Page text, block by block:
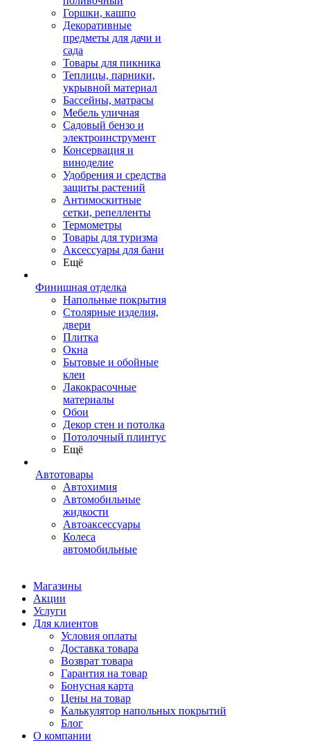
Горшки, кашпо
Декоративные
предметы для дачи и
сада
Товары для пикника
Теплицы, парники,
укрывной материал
Бассейны, матрасы
Мебель уличная
Садовый бензо и
электроинструмент
Консервация и
виноделие
Удобрения и средства
защиты растений
Антимоскитные
сетки, репелленты
Термометры
Товары для туризма
Аксессуары для бани
Ещё
Финишная отделка
Напольные покрытия
Столярные изделия,
двери
Плитка
Окна
Бытовые и обойные
клеи
Лакокрасочные
материалы
Обои
Декор стен и потолка
Потолочный плинтус
Ещё
Автотовары
Автохимия
Автомобильные
жидкости
Автоаксессуары
Колеса
автомобильные
Магазины
Акции
Услуги
Для клиентов
Условия оплаты
Доставка товара
Возврат товара
Гарантия на товар
Бонусная карта
Цены на товар
Калькулятор напольных покрытий
Блог
О компании